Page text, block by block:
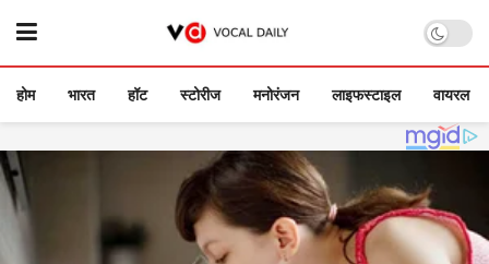
होम भारत हॉट स्टोरीज मनोरंजन लाइफस्टाइल वायरल